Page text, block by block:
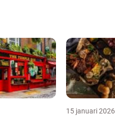
15 januari 2026